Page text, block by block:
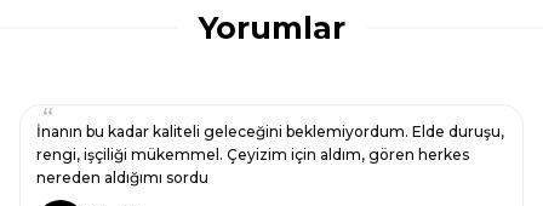
konularda yetersiz gördüğünüz noktaları öneri formunu
kullanarak tarafımıza iletebilirsiniz.
Ürün resmi kalitesiz, bozuk veya görüntülenemiyor.
Ürün açıklamasında eksik bilgiler bulunuyor.
Ürün bilgilerinde hatalar bulunuyor.
Yorumlar
İnanın bu kadar kaliteli geleceğini beklemiyordum. Elde duruşu,
rengi, işçiliği mükemmel. Çeyizim için aldım, gören herkes
nereden aldığımı sordu